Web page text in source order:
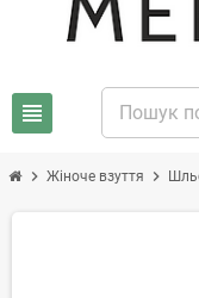
view_headline
chevron_right Жіноче взуття chevron_right